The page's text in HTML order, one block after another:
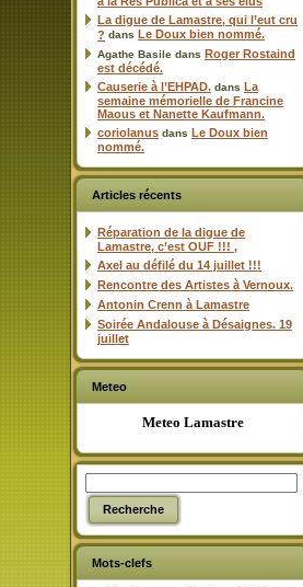
La digue de Lamastre, qui l’eut cru
? dans Le Doux bien nommé.
Agathe Basile dans Roger Rostaind
est décédé.
Causerie à l’EHPAD. dans La
semaine mémorielle de Francine
Maous et Nanette Kaufmann.
coriolanus dans Le Doux bien
nommé.
Articles récents
Réparation de la digue de
Lamastre, c’est OUF !!! ,
Axel au défilé du 14 juillet !!!
Rencontre des Artistes à Vernoux.
Antonin Crenn à Lamastre
Soirée Andalouse à Désaignes. 19
juillet
Meteo
Meteo Lamastre
Mots-clefs